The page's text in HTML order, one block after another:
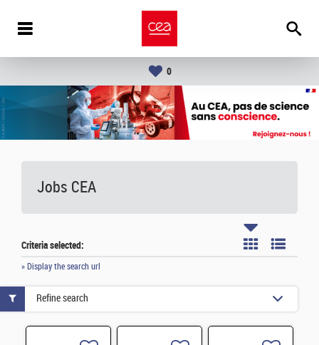
0
Jobs CEA
Criteria selected:
» Display the search url
Refine search